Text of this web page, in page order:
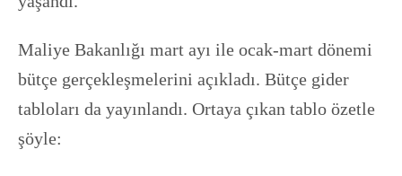
Maliye Bakanlığı mart ayı ile ocak-mart dönemi
bütçe gerçekleşmelerini açıkladı. Bütçe gider
tabloları da yayınlandı. Ortaya çıkan tablo özetle
şöyle: